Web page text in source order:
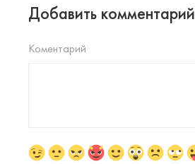
Добавить комментарий
Коментарий